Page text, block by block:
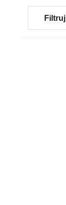
Filtruj